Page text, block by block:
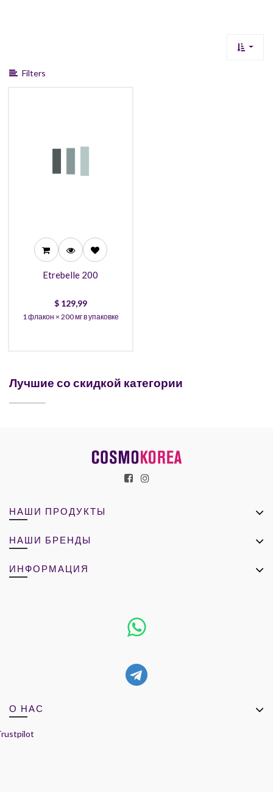
Filters
Etrebelle 200
$ 129,99
1 флакон × 200 мг в упаковке
Лучшие со скидкой категории
НАШИ ПРОДУКТЫ
НАШИ БРЕНДЫ
ИНФОРМАЦИЯ
О НАС